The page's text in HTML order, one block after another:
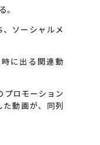
、ソーシャルメ
に出る関連動
プロモーション
た動画が、同列